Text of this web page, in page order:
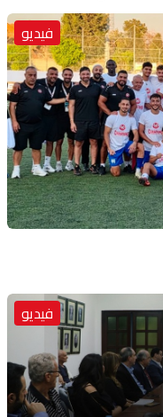
فيديو
فيديو